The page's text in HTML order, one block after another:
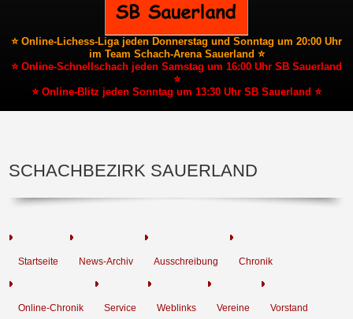
⭐ Online-Lichess-Liga jeden Donnerstag und Sonntag um 20:00 Uhr
im Team Schach-Arena Sauerland ⭐
⭐ Online-Schnellschach jeden Samstag um 16:00 Uhr SB Sauerland
⭐
⭐ Online-Blitz jeden Sonntag um 13:30 Uhr SB Sauerland ⭐
SCHACHBEZIRK SAUERLAND
Startseite News-Archiv Ausschreibung Chronik
Online-Chronik Service Weblinks Vereine Vorstand